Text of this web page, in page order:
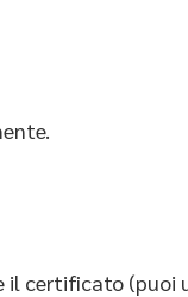
il certificato (puoi